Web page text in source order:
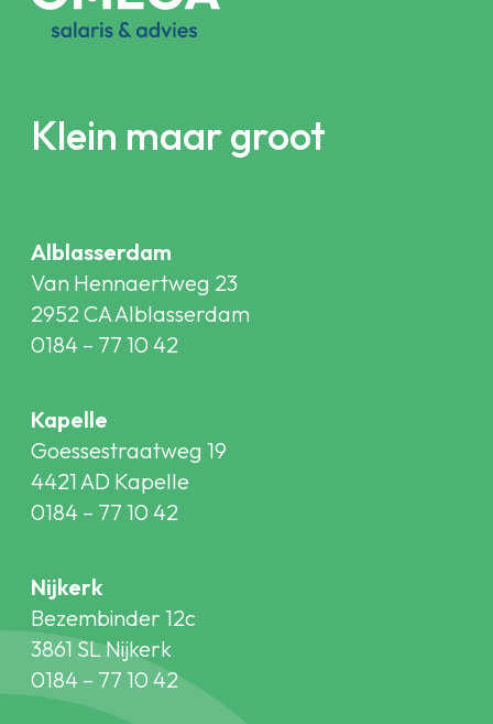
Klein maar groot
Alblasserdam
Van Hennaertweg 23
2952 CA Alblasserdam
0184 – 77 10 42
Kapelle
Goessestraatweg 19
4421 AD Kapelle
0184 – 77 10 42
Nijkerk
Bezembinder 12c
3861 SL Nijkerk
0184 – 77 10 42